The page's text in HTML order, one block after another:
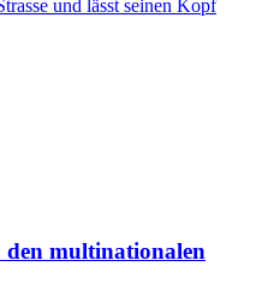
multinationalen